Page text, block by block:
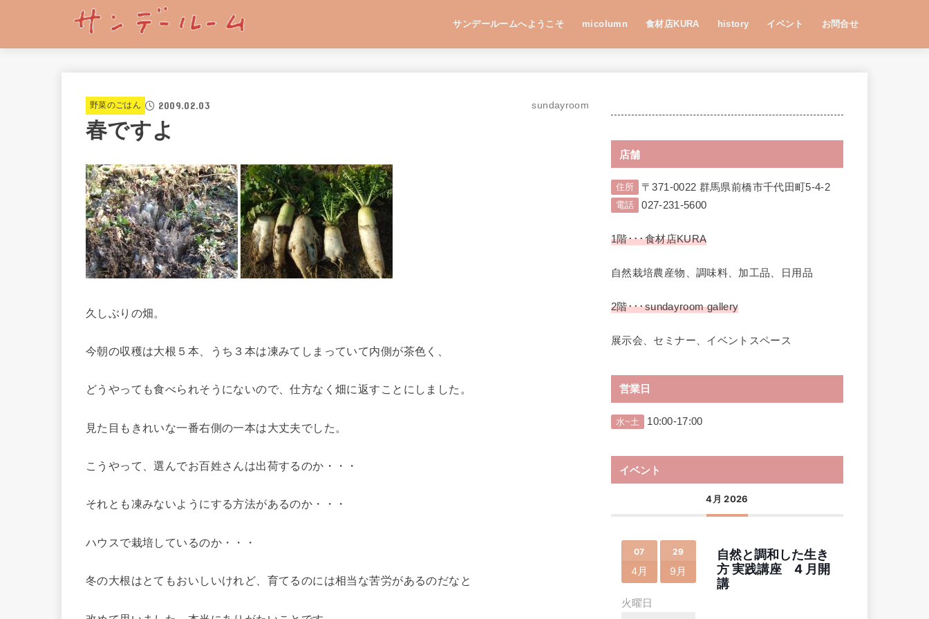
サンデールームへようこそ micolumn 食材店KURA history イベント お問合せ
野菜のごはん 2009.02.03 sundayroom
春ですよ
久しぶりの畑。
今朝の収穫は大根５本、うち３本は凍みてしまっていて内側が茶色く、
どうやっても食べられそうにないので、仕方なく畑に返すことにしました。
見た目もきれいな一番右側の一本は大丈夫でした。
こうやって、選んでお百姓さんは出荷するのか・・・
それとも凍みないようにする方法があるのか・・・
ハウスで栽培しているのか・・・
冬の大根はとてもおいしいけれど、育てるのには相当な苦労があるのだなと
店舗
住所 〒371-0022 群馬県前橋市千代田町5-4-2
電話 027-231-5600
1階･･･食材店KURA
自然栽培農産物、調味料、加工品、日用品
2階･･･sundayroom gallery
展示会、セミナー、イベントスペース
営業日
水~土 10:00-17:00
イベント
4月 2026
07
4月
29
9月
自然と調和した生き
方 実践講座 4 月開
講
火曜日